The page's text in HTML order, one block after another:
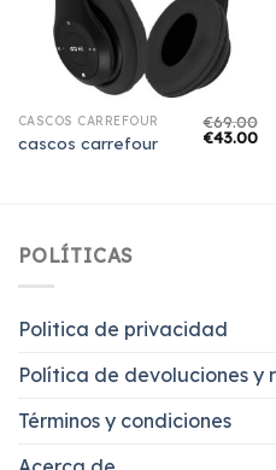
CASCOS CARREFOUR
cascos carrefour
€69.00
€43.00
POLÍTICAS
Politica de privacidad
Política de devoluciones y
Términos y condiciones